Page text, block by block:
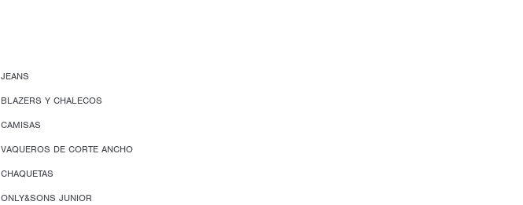
JEANS
BLAZERS Y CHALECOS
CAMISAS
VAQUEROS DE CORTE ANCHO
CHAQUETAS
ONLY&SONS JUNIOR